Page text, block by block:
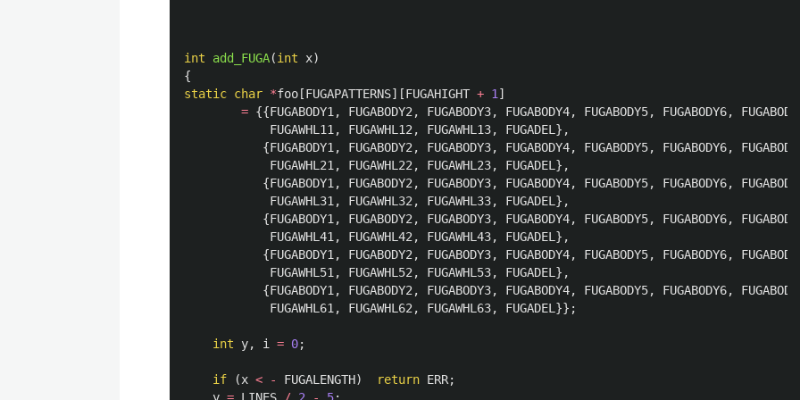
int add_FUGA(int x)
{
static char *foo [FUGAPATTERNS][FUGAHIGHT + 1 ]
= {{FUGABODY1 , FUGABODY2 , FUGABODY3, FUGABODY4, FUGABODY5, FUGABODY6, FUGABODY7
FUGAWHL11 , FUGAWHL12 , FUGAWHL13, FUGADEL },
{FUGABODY1 , FUGABODY2 , FUGABODY3, FUGABODY4, FUGABODY5, FUGABODY6, FUGABODY7
FUGAWHL21 , FUGAWHL22 , FUGAWHL23, FUGADEL },
{FUGABODY1 , FUGABODY2 , FUGABODY3, FUGABODY4, FUGABODY5, FUGABODY6, FUGABODY7
FUGAWHL31 , FUGAWHL32 , FUGAWHL33, FUGADEL },
{FUGABODY1 , FUGABODY2 , FUGABODY3, FUGABODY4, FUGABODY5, FUGABODY6, FUGABODY7
FUGAWHL41 , FUGAWHL42 , FUGAWHL43, FUGADEL },
{FUGABODY1 , FUGABODY2 , FUGABODY3, FUGABODY4, FUGABODY5, FUGABODY6, FUGABODY7
FUGAWHL51 , FUGAWHL52 , FUGAWHL53, FUGADEL },
{FUGABODY1 , FUGABODY2 , FUGABODY3, FUGABODY4, FUGABODY5, FUGABODY6, FUGABODY7
FUGAWHL61 , FUGAWHL62 , FUGAWHL63, FUGADEL }};
int y, i = 0;
if (x < - FUGALENGTH) return ERR;